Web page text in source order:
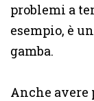
problemi a
esempio, è
gamba.
Anche avere